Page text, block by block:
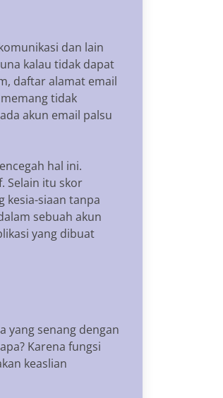
dan lain
kalau tidak dapat
daftar alamat email
tidak
akun email palsu
hal ini.
Selain itu skor
kesia-siaan tanpa
sebuah akun
yang dibuat
yang senang dengan
Karena fungsi
keaslian